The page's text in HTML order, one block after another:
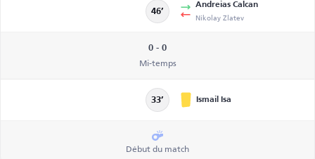
46’
Andreias Calcan
Nikolay Zlatev
0 - 0
Mi-temps
33’ Ismail Isa
Début du match